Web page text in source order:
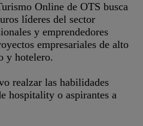
Online de OTS busca
líderes del sector
y emprendedores
empresariales de alto
y hotelero.
realzar las habilidades
hospitality o aspirantes a